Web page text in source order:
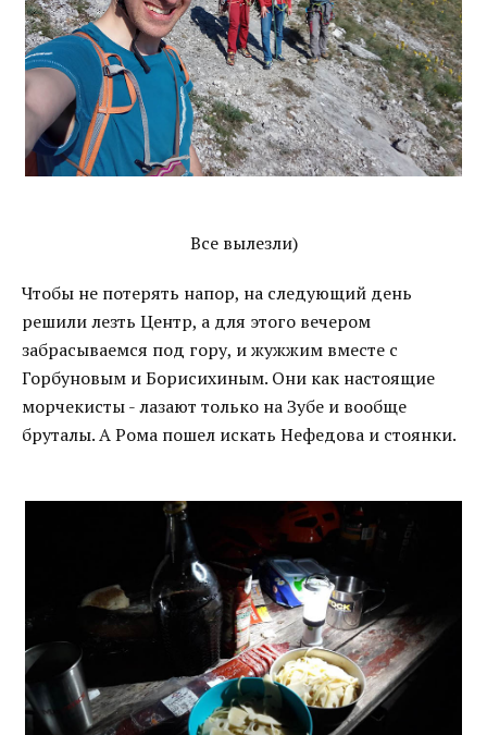
Все вылезли)
Чтобы не потерять напор, на следующий день
решили лезть Центр, а для этого вечером
забрасываемся под гору, и жужжим вместе с
Горбуновым и Борисихиным. Они как настоящие
морчекисты - лазают только на Зубе и вообще
бруталы. А Рома пошел искать Нефедова и стоянки.